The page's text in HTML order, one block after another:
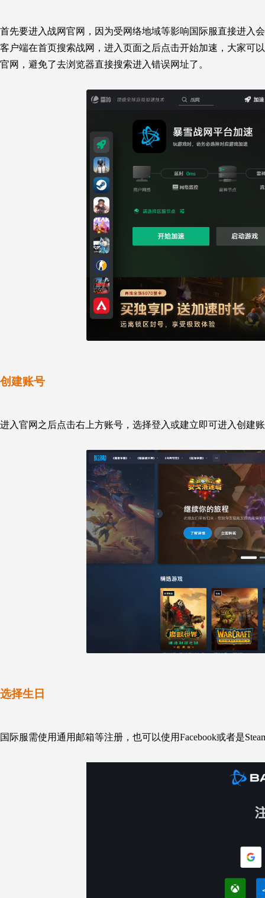
首先要进入战网官网，因为受网络地域等影响国际服直接进入
客户端在首页搜索战网，进入页面之后点击开始加速，大家可
官网，避免了去浏览器直接搜索进入错误网址了。
创建账号
进入官网之后点击右上方账号，选择登入或建立即可进入创建
选择生日
国际服需使用通用邮箱等注册，也可以使用Facebook或者是